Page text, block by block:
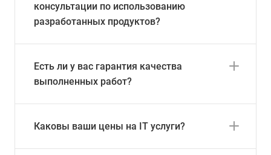
консультации по использованию
разработанных продуктов?
Есть ли у вас гарантия качества
выполненных работ?
Каковы ваши цены на IT услуги?